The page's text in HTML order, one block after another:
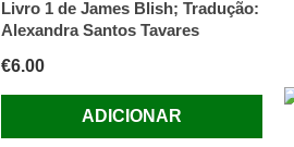
Erle
Livro 1 de James Blish; Tradução:
Alexandra Santos Tavares
€6.00
ADICIONAR